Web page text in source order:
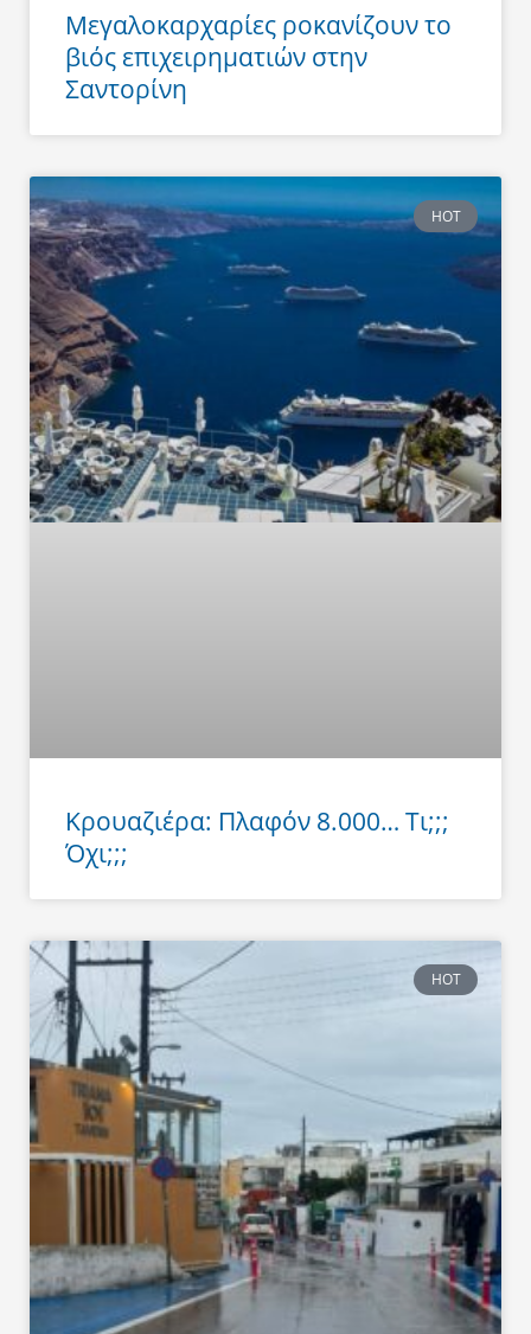
Μεγαλοκαρχαρίες ροκανίζουν το
βιός επιχειρηματιών στην
Σαντορίνη
HOT
Κρουαζιέρα: Πλαφόν 8.000… Τι;;;
Όχι;;;
HOT